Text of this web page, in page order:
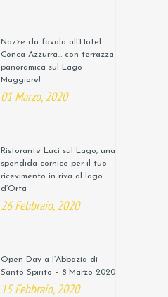
Nozze da favola all’Hotel
Conca Azzurra… con terrazza
panoramica sul Lago
Maggiore!
01 Marzo, 2020
Ristorante Luci sul Lago, una
spendida cornice per il tuo
ricevimento in riva al lago
d’Orta
26 Febbraio, 2020
Open Day a l’Abbazia di
Santo Spirito – 8 Marzo 2020
15 Febbraio, 2020